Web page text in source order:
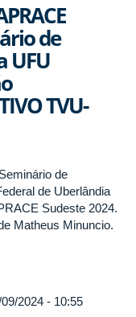
de
UFU
TVU-
de
de Uberlândia
Sudeste 2024.
Matheus Minuncio.
2024 - 10:55